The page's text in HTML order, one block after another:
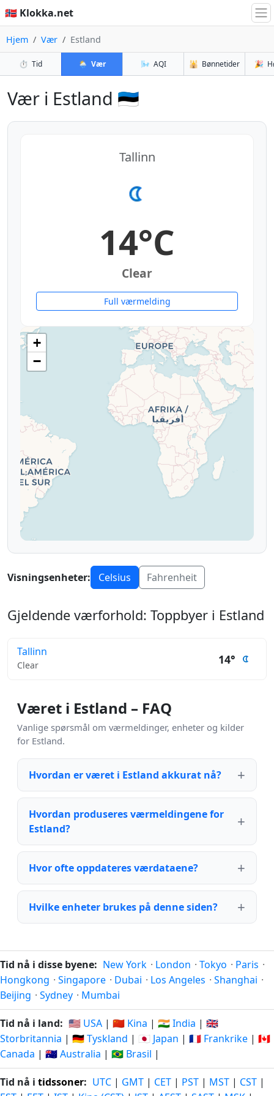
🇳🇴 Klokka.net
Hjem Vær Estland
⏱️ Tid 🌦️ Vær 🌬️ AQI 🕌 Bønnetider 🎉
Vær i Estland 🇪🇪
Tallinn
14°C
Clear
Full værmelding
+
−
Visningsenheter: Celsius Fahrenheit
Gjeldende værforhold: Toppbyer i Estland
Tallinn
Clear 14°
Været i Estland – FAQ
Vanlige spørsmål om værmeldinger, enheter og kilder
for Estland.
Hvordan er været i Estland akkurat nå?
Hvordan produseres værmeldingene for
Estland?
Hvor ofte oppdateres værdataene?
Hvilke enheter brukes på denne siden?
Tid nå i disse byene: New York · London · Tokyo · Paris ·
Hongkong · Singapore · Dubai · Los Angeles · Shanghai ·
Beijing · Sydney · Mumbai
Tid nå i land: 🇺🇸 USA | 🇨🇳 Kina | 🇮🇳 India | 🇬🇧
Storbritannia | 🇩🇪 Tyskland | 🇯🇵 Japan | 🇫🇷 Frankrike | 🇨🇦
Canada | 🇦🇺 Australia | 🇧🇷 Brasil |
Tid nå i tidssoner: UTC | GMT | CET | PST | MST | CST |